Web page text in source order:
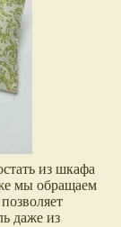
из шкафа
мы обращаем
даже из